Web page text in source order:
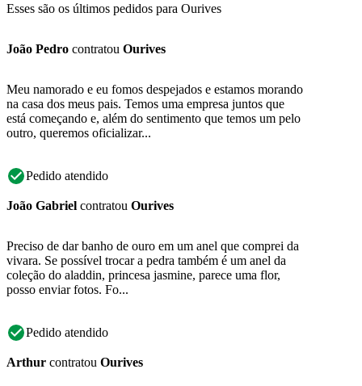
Esses são os últimos pedidos para Ourives
João Pedro contratou Ourives
Meu namorado e eu fomos despejados e estamos morando
na casa dos meus pais. Temos uma empresa juntos que
está começando e, além do sentimento que temos um pelo
outro, queremos oficializar...
Pedido atendido
João Gabriel contratou Ourives
Preciso de dar banho de ouro em um anel que comprei da
vivara. Se possível trocar a pedra também é um anel da
coleção do aladdin, princesa jasmine, parece uma flor,
posso enviar fotos. Fo...
Pedido atendido
Arthur contratou Ourives